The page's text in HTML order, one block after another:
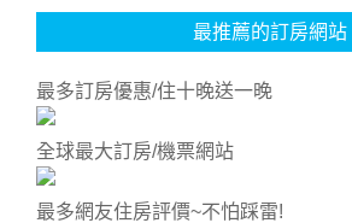
最推薦的訂房網站
最多訂房優惠/住十晚送一晚
全球最大訂房/機票網站
最多網友住房評價~不怕踩雷!